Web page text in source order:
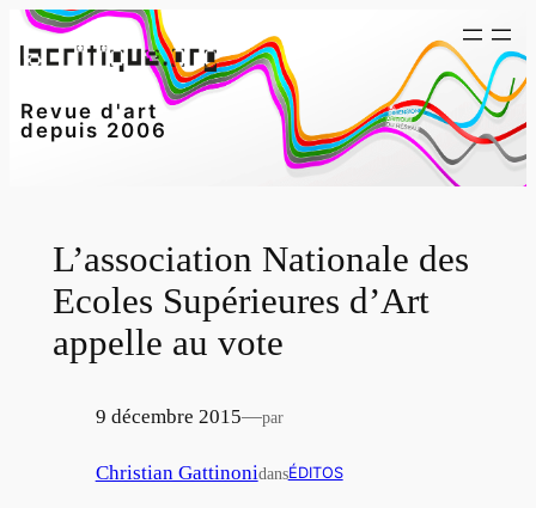
Aller
au
Revue d'art
depuis 2006
L’association Nationale des
Ecoles Supérieures d’Art
appelle au vote
9 décembre 2015—par
Christian GattinonidansÉDITOS